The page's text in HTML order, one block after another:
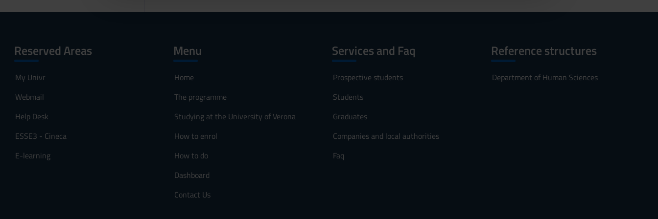
Reserved Areas
My Univr
Webmail
Help Desk
ESSE3 - Cineca
E-learning
Menu
Home
The programme
Studying at the University of Verona
How to enrol
How to do
Dashboard
Contact Us
Services and Faq
Prospective students
Students
Graduates
Companies and local authorities
Faq
Reference structures
Department of Human Sciences